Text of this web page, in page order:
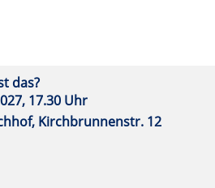
das?
17.30 Uhr
Kirchbrunnenstr. 12